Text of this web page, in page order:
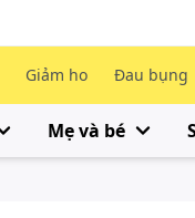
Giảm ho Đau bụng
Mẹ và bé